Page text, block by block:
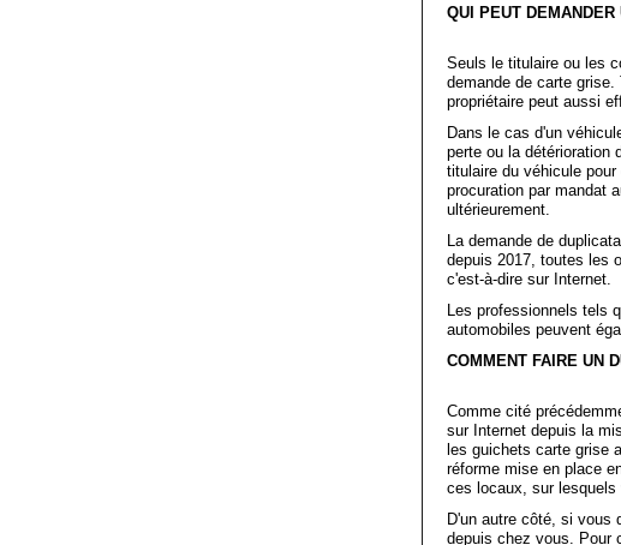
QUI PEUT DEMANDER
Seuls le titulaire ou les
demande de carte
propriétaire peut aussi
Dans le cas d'un
perte ou la détérioration
titulaire du véhicule
procuration par mandat
ultérieurement.
La demande de
depuis 2017, toutes les
c'est-à-dire sur Internet.
Les professionnels tels
automobiles peuvent
COMMENT FAIRE UN
Comme cité
sur Internet depuis la
les guichets carte grise
réforme mise en place
ces locaux, sur lesquels
D'un autre côté, si vous
depuis chez vous. Pour